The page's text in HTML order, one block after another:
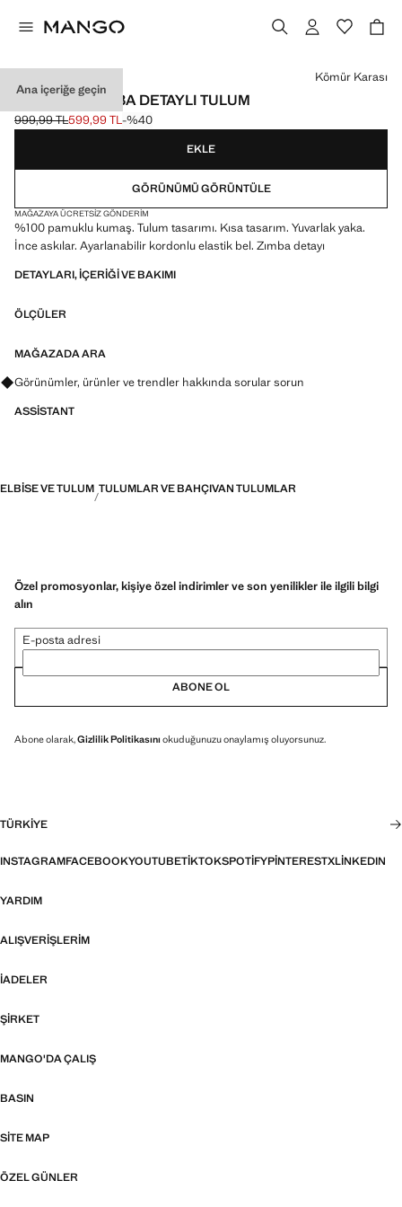
Ana içeriğe geçin
PAMUKLU ZIMBA DETAYLI TULUM
Üstü çizili ilk fiyat [999,99 TL ]
999,99 TL
Güncel fiyat [599,99 TL ]
599,99 TL-%40
Bir renk seçin
Kömür Karası
EKLE
GÖRÜNÜMÜ GÖRÜNTÜLE
MAĞAZAYA ÜCRETSIZ GÖNDERIM
%100 pamuklu kumaş. Tulum tasarımı. Kısa tasarım. Yuvarlak yaka.
İnce askılar. Ayarlanabilir kordonlu elastik bel. Zımba detayı
DETAYLARI, IÇERIĞI VE BAKIMI
ÖLÇÜLER
MAĞAZADA ARA
Görünümler, ürünler ve trendler hakkında sorular sorun
ASSISTANT
ELBISE VE TULUM TULUMLAR VE BAHÇIVAN TULUMLAR
Özel promosyonlar, kişiye özel indirimler ve son yenilikler ile ilgili bilgi
alın
E-posta adresi
ABONE OL
Abone olarak,Gizlilik Politikasını okuduğunuzu onaylamış oluyorsunuz.
TÜRKIYE
INSTAGRAMFACEBOOKYOUTUBETIKTOKSPOTIFYPINTERESTXLINKEDIN
YARDIM
ALIŞVERIŞLERIM
İADELER
ŞIRKET
MANGO'DA ÇALIŞ
BASIN
SITE MAP
ÖZEL GÜNLER